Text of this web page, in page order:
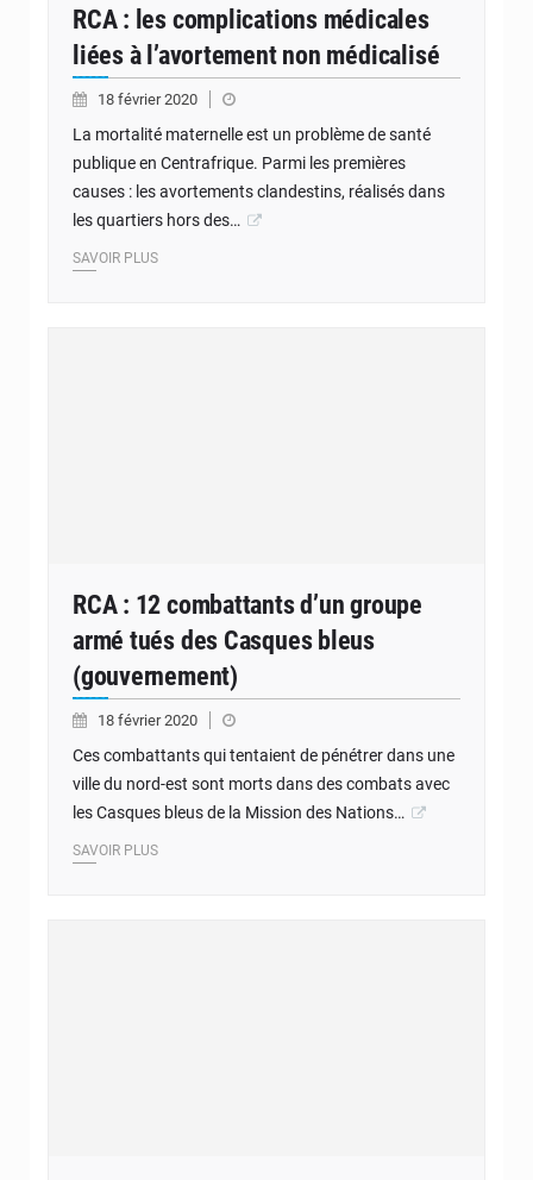
RCA : les complications médicales
liées à l’avortement non médicalisé
18 février 2020
La mortalité maternelle est un problème de santé
publique en Centrafrique. Parmi les premières
causes : les avortements clandestins, réalisés dans
les quartiers hors des…
SAVOIR PLUS
RCA : 12 combattants d’un groupe
armé tués des Casques bleus
(gouvernement)
18 février 2020
Ces combattants qui tentaient de pénétrer dans une
ville du nord-est sont morts dans des combats avec
les Casques bleus de la Mission des Nations…
SAVOIR PLUS